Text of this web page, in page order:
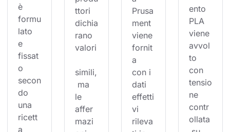
è
formu
lato
e
fissat
o
secon
do
una
ricett
a
ttori
dichia
rano
valori
simili,
ma
le
affer
mazi
Prusa
ment
viene
fornit
a
con i
dati
effetti
vi
rileva
ento
PLA
viene
avvol
to
con
tensio
ne
contr
ollata